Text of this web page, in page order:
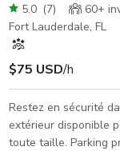
5.0 (7) 60+
Fort Lauderdale, FL
$75 USD/h
Restez en sécurité
extérieur disponible
toute taille. Parking